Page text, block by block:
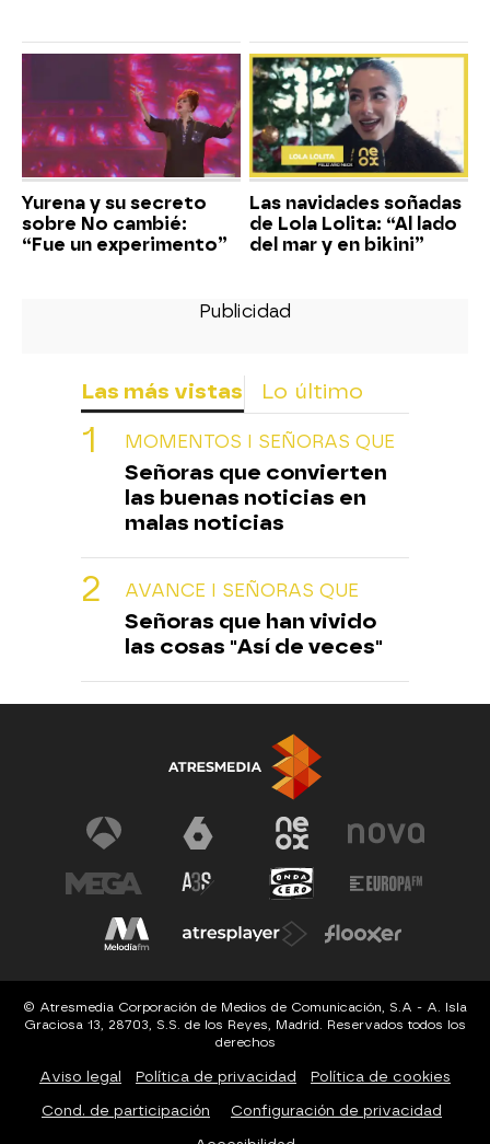
Yurena y su secreto
sobre No cambié:
“Fue un experimento”
Las navidades soñadas
de Lola Lolita: “Al lado
del mar y en bikini”
Las más vistas Lo último
MOMENTOS I SEÑORAS QUE
Señoras que convierten
las buenas noticias en
malas noticias
AVANCE I SEÑORAS QUE
Señoras que han vivido
las cosas "Así de veces"
© Atresmedia Corporación de Medios de Comunicación, S.A - A. Isla
Graciosa 13, 28703, S.S. de los Reyes, Madrid. Reservados todos los
derechos
Aviso legal Política de privacidad Política de cookies
Cond. de participación Configuración de privacidad